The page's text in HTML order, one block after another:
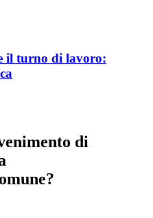
il turno di lavoro:
di